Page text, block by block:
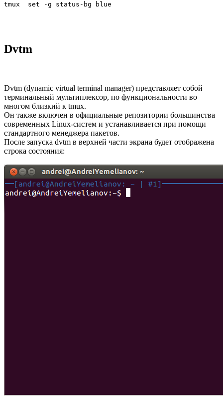
tmux  set -g status-bg blue
Dvtm
Dvtm (dynamic virtual terminal manager) представляет собой
терминальный мультиплексор, по функциональности во
многом близкий к tmux.
Он также включен в официальные репозитории большинства
современных Linux-систем и устанавливается при помощи
стандартного менеджера пакетов.
После запуска dvtm в верхней части экрана будет отображена
строка состояния: